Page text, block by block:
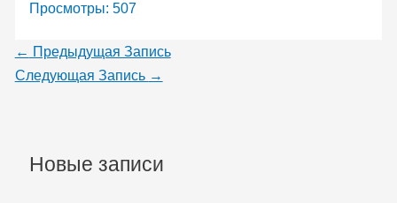
Просмотры: 507
← Предыдущая Запись
Следующая Запись →
Новые записи